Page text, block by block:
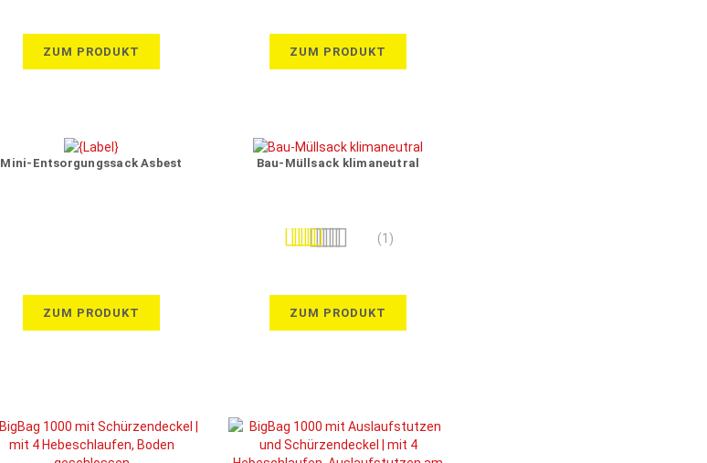
ZUM PRODUKT ZUM PRODUKT
Mini-Entsorgungssack Asbest
ZUM PRODUKT
Bau-Müllsack klimaneutral
Bewertung: (1)
ZUM PRODUKT